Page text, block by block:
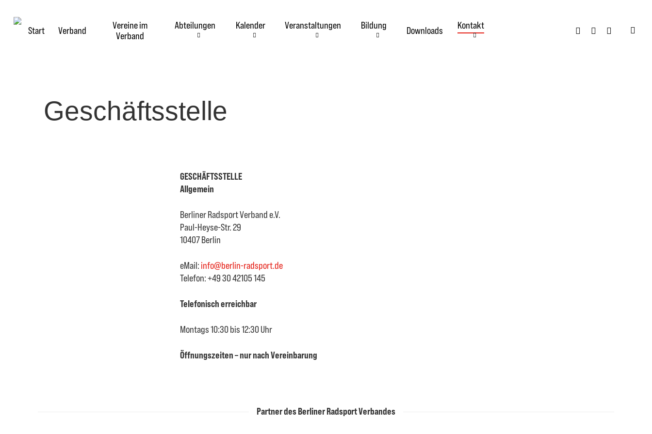
Start Verband
Vereine im
Verband
Abteilungen Kalender Veranstaltungen Bildung Downloads Kontakt twitterfacebookinstagram
Geschäftsstelle
GESCHÄFTSSTELLE
Allgemein
Berliner Radsport Verband e.V.
Paul-Heyse-Str. 29
10407 Berlin
eMail: info@berlin-radsport.de
Telefon: +49 30 42105 145
Telefonisch erreichbar
Montags 10:30 bis 12:30 Uhr
Öffnungszeiten – nur nach Vereinbarung
Partner des Berliner Radsport Verbandes